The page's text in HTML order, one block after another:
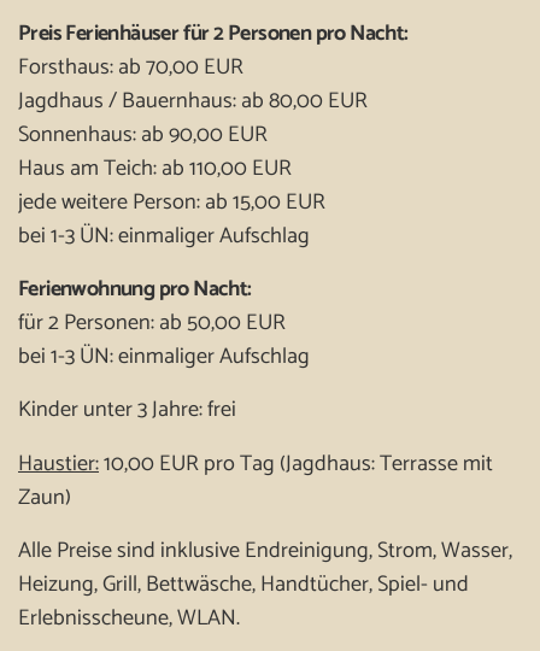
Preis Ferienhäuser für 2 Personen pro Nacht:
Forsthaus: ab 70,00 EUR
Jagdhaus / Bauernhaus: ab 80,00 EUR
Sonnenhaus: ab 90,00 EUR
Haus am Teich: ab 110,00 EUR
jede weitere Person: ab 15,00 EUR
bei 1-3 ÜN: einmaliger Aufschlag
Ferienwohnung pro Nacht:
für 2 Personen: ab 50,00 EUR
bei 1-3 ÜN: einmaliger Aufschlag
Kinder unter 3 Jahre: frei
Haustier:10,00 EUR pro Tag (Jagdhaus: Terrasse mit
Zaun)
Alle Preise sind inklusive Endreinigung, Strom, Wasser,
Heizung, Grill, Bettwäsche, Handtücher, Spiel- und
Erlebnisscheune, WLAN.